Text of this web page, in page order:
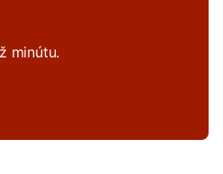
minútu.